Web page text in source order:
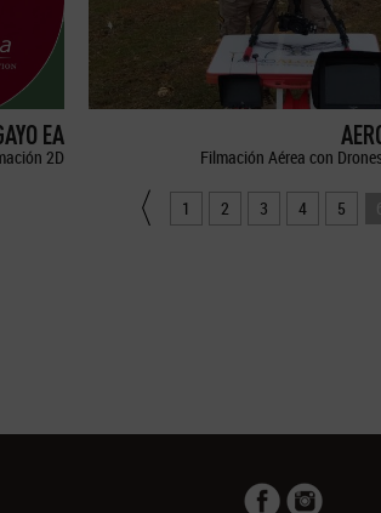
EA
2D Filmación Aérea con
1 2 3 4 5